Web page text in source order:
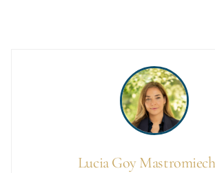
Lucia Goy